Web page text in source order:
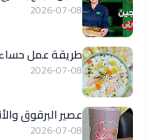
2026-07-08
طريقة عمل
2026-07-08
عصير البرقوق
2026-07-08